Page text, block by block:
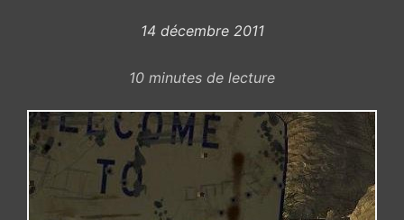
14 décembre 2011
10 minutes de lecture